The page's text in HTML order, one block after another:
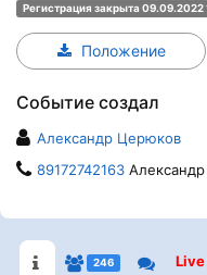
Регистрация закрыта
Положение
Событие создал
Александр Церюков
89172742163 Александр
246 Live